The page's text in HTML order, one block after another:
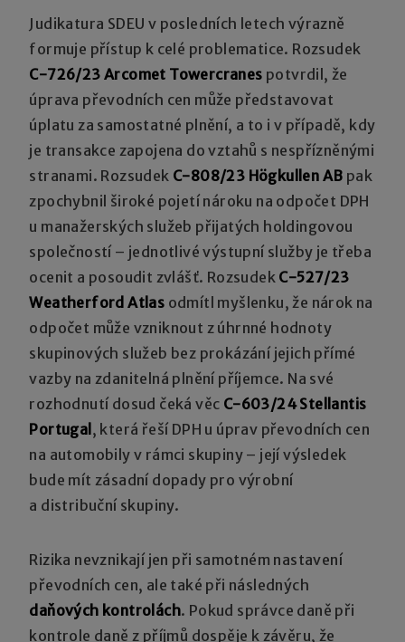
Judikatura SDEU v posledních letech výrazně
formuje přístup k celé problematice. Rozsudek
C-726/23 Arcomet Towercranes potvrdil, že
úprava převodních cen může představovat
úplatu za samostatné plnění, a to i v případě, kdy
je transakce zapojena do vztahů s nespřízněnými
stranami. Rozsudek C-808/23 Högkullen AB pak
zpochybnil široké pojetí nároku na odpočet DPH
u manažerských služeb přijatých holdingovou
společností – jednotlivé výstupní služby je třeba
ocenit a posoudit zvlášť. Rozsudek C-527/23
Weatherford Atlas odmítl myšlenku, že nárok na
odpočet může vzniknout z úhrnné hodnoty
skupinových služeb bez prokázání jejich přímé
vazby na zdanitelná plnění příjemce. Na své
rozhodnutí dosud čeká věc C-603/24 Stellantis
Portugal, která řeší DPH u úprav převodních cen
na automobily v rámci skupiny – její výsledek
bude mít zásadní dopady pro výrobní
a distribuční skupiny.
Rizika nevznikají jen při samotném nastavení
převodních cen, ale také při následných
daňových kontrolách. Pokud správce daně při
kontrole daně z příjmů dospěje k závěru, že